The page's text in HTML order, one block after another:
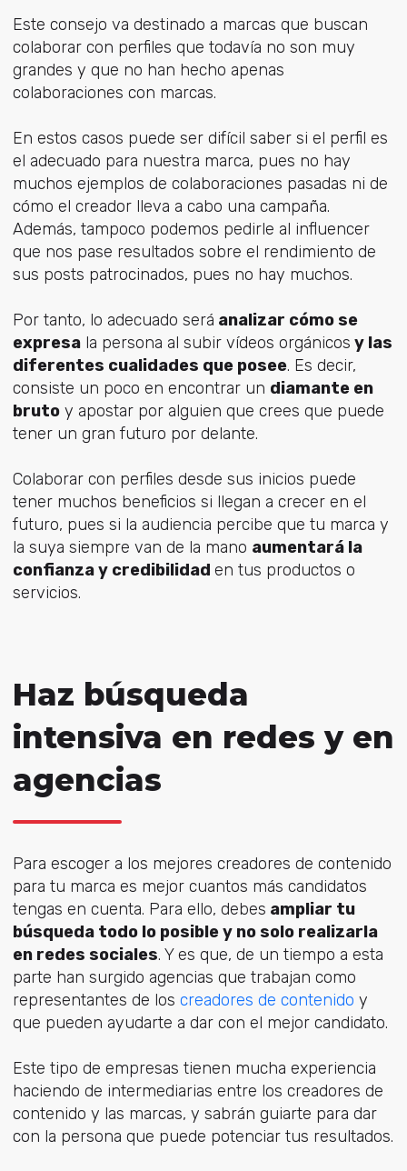
Este consejo va destinado a marcas que buscan
colaborar con perfiles que todavía no son muy
grandes y que no han hecho apenas
colaboraciones con marcas.
En estos casos puede ser difícil saber si el perfil es
el adecuado para nuestra marca, pues no hay
muchos ejemplos de colaboraciones pasadas ni de
cómo el creador lleva a cabo una campaña.
Además, tampoco podemos pedirle al influencer
que nos pase resultados sobre el rendimiento de
sus posts patrocinados, pues no hay muchos.
Por tanto, lo adecuado será analizar cómo se
expresala persona al subir vídeos orgánicos y las
diferentes cualidades que posee. Es decir,
consiste un poco en encontrar un diamante en
brutoy apostar por alguien que crees que puede
tener un gran futuro por delante.
Colaborar con perfiles desde sus inicios puede
tener muchos beneficios si llegan a crecer en el
futuro, pues si la audiencia percibe que tu marca y
la suya siempre van de la mano aumentará la
confianza y credibilidad en tus productos o
servicios.
Haz búsqueda
intensiva en redes y en
agencias
Para escoger a los mejores creadores de contenido
para tu marca es mejor cuantos más candidatos
tengas en cuenta. Para ello, debes ampliar tu
búsqueda todo lo posible y no solo realizarla
en redes sociales. Y es que, de un tiempo a esta
parte han surgido agencias que trabajan como
representantes de los creadores de contenido y
que pueden ayudarte a dar con el mejor candidato.
Este tipo de empresas tienen mucha experiencia
haciendo de intermediarias entre los creadores de
contenido y las marcas, y sabrán guiarte para dar
con la persona que puede potenciar tus resultados.